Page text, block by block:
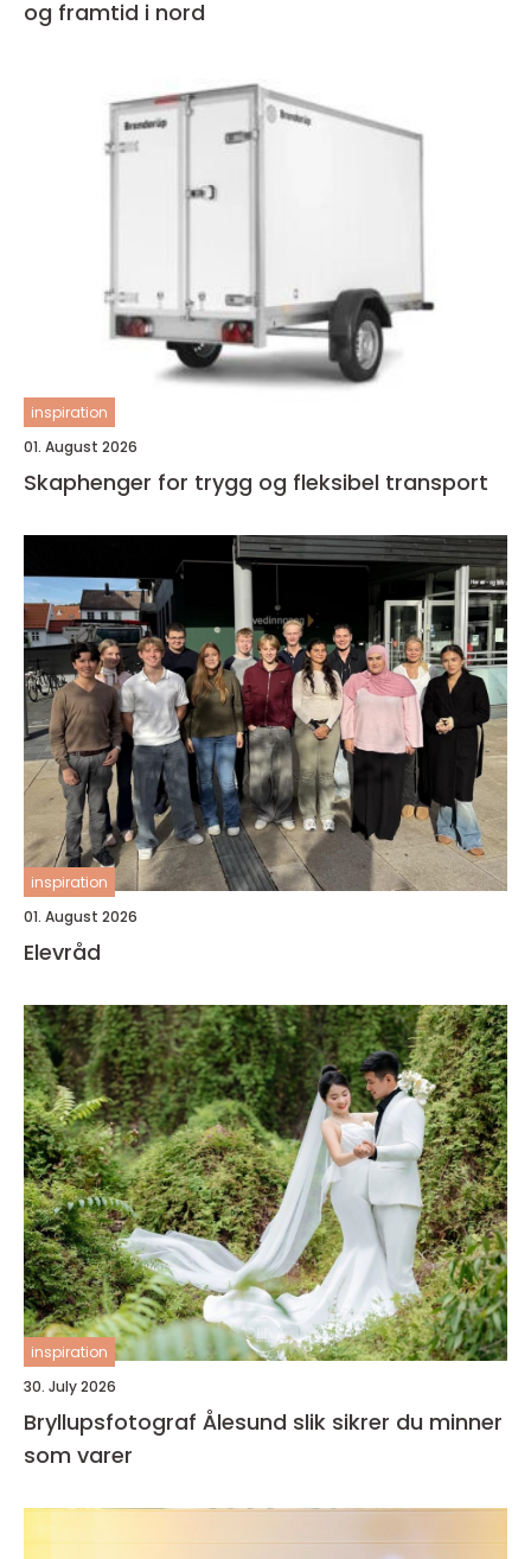
og framtid i nord
inspiration
01. August 2026
Skaphenger for trygg og fleksibel transport
inspiration
01. August 2026
Elevråd
inspiration
30. July 2026
Bryllupsfotograf Ålesund slik sikrer du minner
som varer